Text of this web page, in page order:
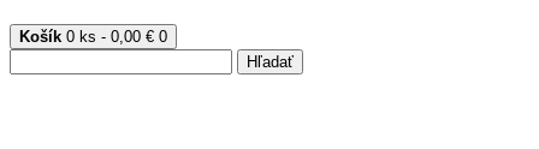
Košík 0 ks - 0,00 € 0
Hľadať